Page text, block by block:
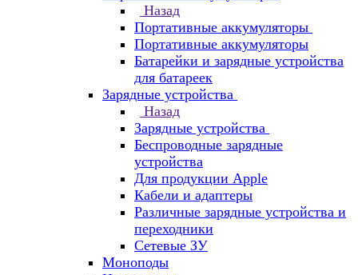
Назад
Портативные аккумуляторы
Портативные аккумуляторы
Батарейки и зарядные устройства
для батареек
Зарядные устройства
Назад
Зарядные устройства
Беспроводные зарядные
устройства
Для продукции Apple
Кабели и адаптеры
Различные зарядные устройства и
переходники
Сетевые ЗУ
Моноподы